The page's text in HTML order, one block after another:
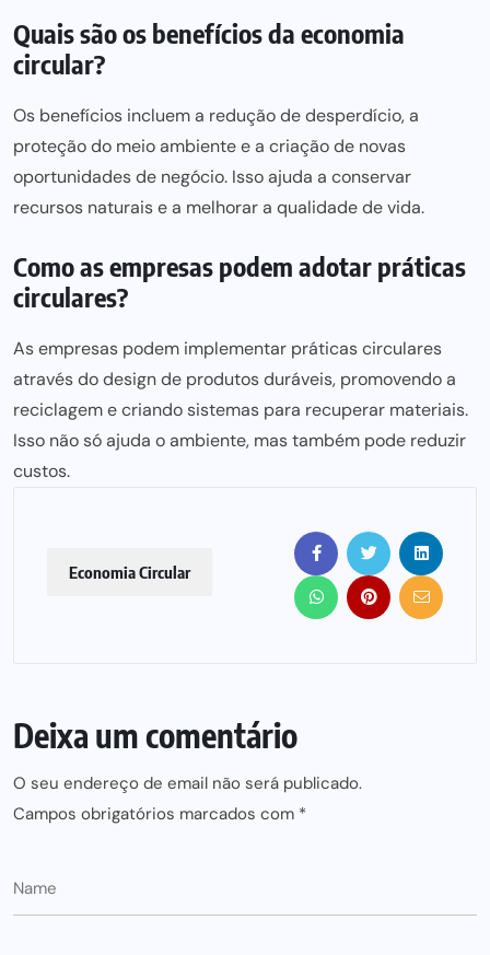
Quais são os benefícios da economia
circular?
Os benefícios incluem a redução de desperdício, a
proteção do meioambiente e a criação de novas
oportunidades de negócio. Isso ajuda a conservar
recursos naturais e a melhorar a qualidade de vida.
Como as empresas podem adotar práticas
circulares?
As empresas podem implementar práticas circulares
através do design de produtos duráveis, promovendo a
reciclagem e criando sistemas para recuperar materiais.
Isso não só ajuda o ambiente, mas também pode reduzir
custos.
Economia Circular
Deixa um comentário
O seu endereço de email não será publicado.
Campos obrigatórios marcados com *